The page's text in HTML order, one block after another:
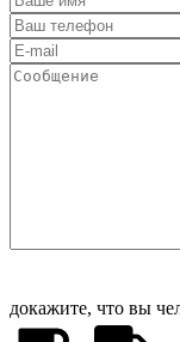
докажите, что вы